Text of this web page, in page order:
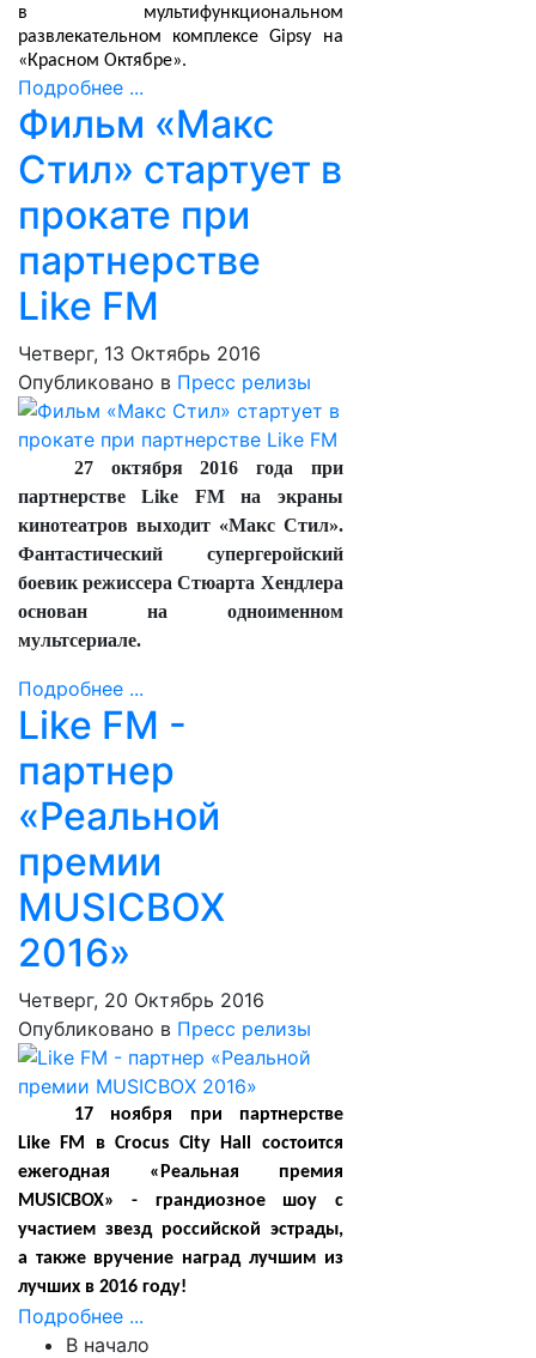
в мультифункциональном
развлекательном комплексе Gipsy на
«Красном Октябре».
Подробнее ...
Фильм «Макс
Стил» стартует в
прокате при
партнерстве
Like FM
Четверг, 13 Октябрь 2016
Опубликовано в Пресс релизы
27 октября 2016 года при
партнерстве Like FM на экраны
кинотеатров выходит «Макс Стил».
Фантастический супергеройский
боевик режиссера Стюарта Хендлера
основан на одноименном
мультсериале.
Подробнее ...
Like FM -
партнер
«Реальной
премии
MUSICBOX
2016»
Четверг, 20 Октябрь 2016
Опубликовано в Пресс релизы
17 ноября при партнерстве
Like FM в Crocus City Hall состоится
ежегодная «Реальная премия
MUSICBOX» - грандиозное шоу с
участием звезд российской эстрады,
а также вручение наград лучшим из
лучших в 2016 году!
Подробнее ...
В начало